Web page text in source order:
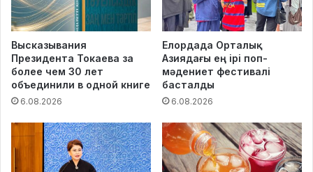
Высказывания
Президента Токаева за
более чем 30 лет
объединили в одной книге
6.08.2026
Елордада Орталық
Азиядағы ең ірі поп-
мәдениет фестивалі
басталды
6.08.2026